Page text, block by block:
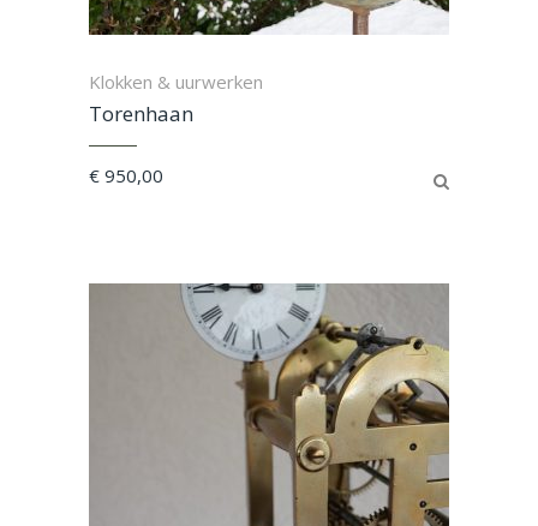
Klokken & uurwerken
Torenhaan
€ 950,00